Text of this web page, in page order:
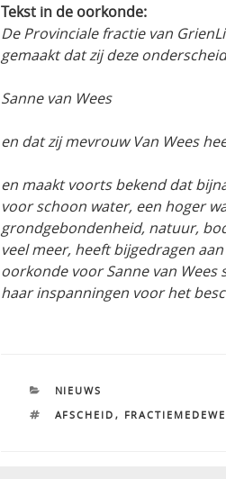
Tekst in de oorkonde:
De Provinciale fractie van
gemaakt dat zij deze
Sanne van Wees
en dat zij mevrouw Van Wees
en maakt voorts bekend dat
voor schoon water, een hoger
grondgebondenheid, natuur,
veel meer, heeft bijgedragen
oorkonde voor Sanne van
haar inspanningen voor het
CATEGORIEËN
NIEUWS
TAGS
AFSCHEID ,